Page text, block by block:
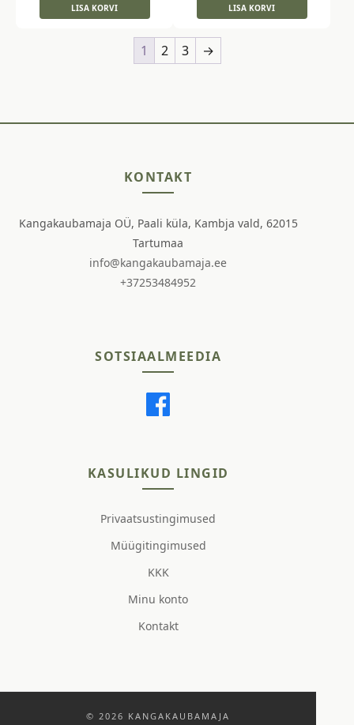
LISA KORVI LISA KORVI
1 2 3 →
KONTAKT
Kangakaubamaja OÜ, Paali küla, Kambja vald, 62015
Tartumaa
info@kangakaubamaja.ee
+37253484952
SOTSIAALMEEDIA
KASULIKUD LINGID
Privaatsustingimused
Müügitingimused
KKK
Minu konto
Kontakt
© 2026 KANGAKAUBAMAJA